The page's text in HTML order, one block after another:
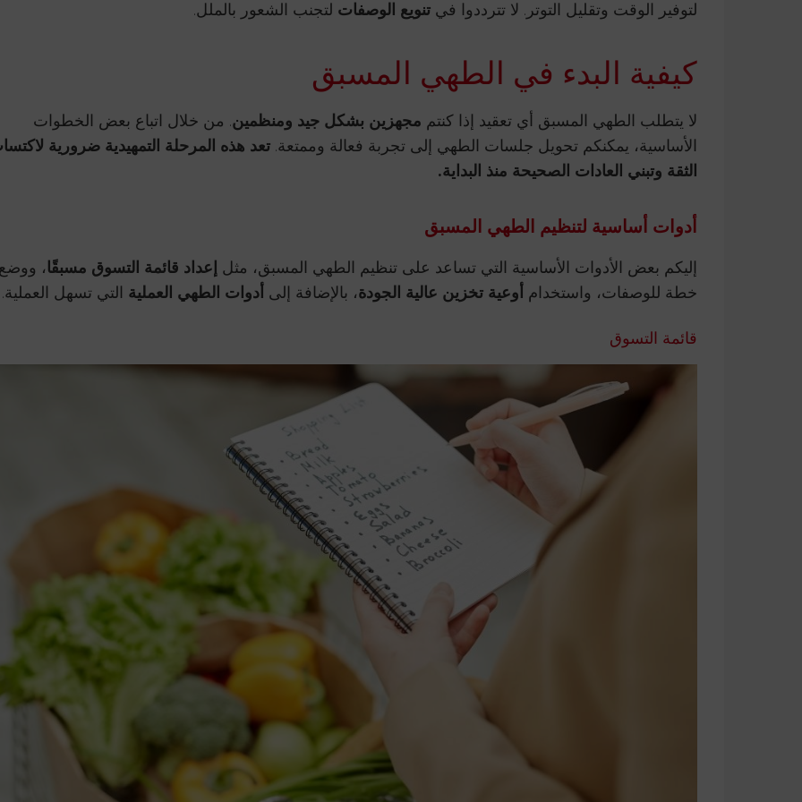
لتوفير الوقت وتقليل التوتر. لا تترددوا في تنويع الوصفات لتجنب الشعور بالملل.
كيفية البدء في الطهي المسبق
لا يتطلب الطهي المسبق أي تعقيد إذا كنتم مجهزين بشكل جيد ومنظمين. من خلال اتباع بعض الخطوات
الأساسية، يمكنكم تحويل جلسات الطهي إلى تجربة فعالة وممتعة. تعد هذه المرحلة التمهيدية ضرورية
الثقة وتبني العادات الصحيحة منذ البداية.
أدوات أساسية لتنظيم الطهي المسبق
إليكم بعض الأدوات الأساسية التي تساعد على تنظيم الطهي المسبق، مثل إعداد قائمة التسوق مسبقًا،
خطة للوصفات، واستخدام أوعية تخزين عالية الجودة، بالإضافة إلى أدوات الطهي العملية التي تسهل العملية.
قائمة التسوق